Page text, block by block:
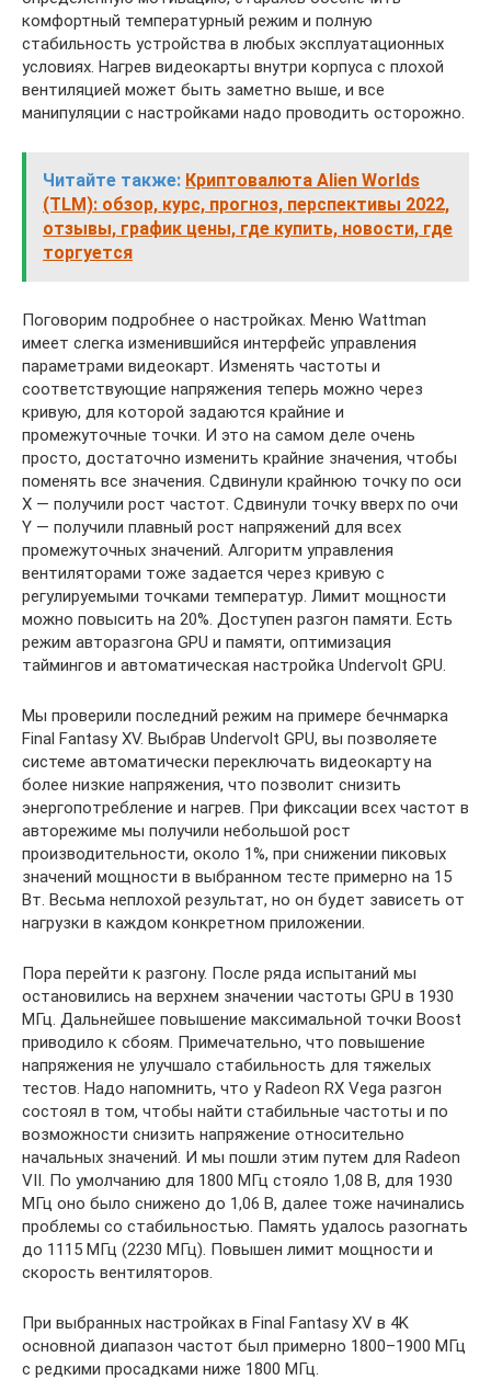
комфортный температурный режим и полную
стабильность устройства в любых эксплуатационных
условиях. Нагрев видеокарты внутри корпуса с плохой
вентиляцией может быть заметно выше, и все
манипуляции с настройками надо проводить осторожно.
Читайте также: Криптовалюта Alien Worlds
(TLM): обзор, курс, прогноз, перспективы 2022,
отзывы, график цены, где купить, новости, где
торгуется
Поговорим подробнее о настройках. Меню Wattman
имеет слегка изменившийся интерфейс управления
параметрами видеокарт. Изменять частоты и
соответствующие напряжения теперь можно через
кривую, для которой задаются крайние и
промежуточные точки. И это на самом деле очень
просто, достаточно изменить крайние значения, чтобы
поменять все значения. Сдвинули крайнюю точку по оси
X — получили рост частот. Сдвинули точку вверх по очи
Y — получили плавный рост напряжений для всех
промежуточных значений. Алгоритм управления
вентиляторами тоже задается через кривую с
регулируемыми точками температур. Лимит мощности
можно повысить на 20%. Доступен разгон памяти. Есть
режим авторазгона GPU и памяти, оптимизация
таймингов и автоматическая настройка Undervolt GPU.
Мы проверили последний режим на примере бечнмарка
Final Fantasy XV. Выбрав Undervolt GPU, вы позволяете
системе автоматически переключать видеокарту на
более низкие напряжения, что позволит снизить
энергопотребление и нагрев. При фиксации всех частот в
авторежиме мы получили небольшой рост
производительности, около 1%, при снижении пиковых
значений мощности в выбранном тесте примерно на 15
Вт. Весьма неплохой результат, но он будет зависеть от
нагрузки в каждом конкретном приложении.
Пора перейти к разгону. После ряда испытаний мы
остановились на верхнем значении частоты GPU в 1930
МГц. Дальнейшее повышение максимальной точки Boost
приводило к сбоям. Примечательно, что повышение
напряжения не улучшало стабильность для тяжелых
тестов. Надо напомнить, что у Radeon RX Vega разгон
состоял в том, чтобы найти стабильные частоты и по
возможности снизить напряжение относительно
начальных значений. И мы пошли этим путем для Radeon
VII. По умолчанию для 1800 МГц стояло 1,08 В, для 1930
МГц оно было снижено до 1,06 В, далее тоже начинались
проблемы со стабильностью. Память удалось разогнать
до 1115 МГц (2230 МГц). Повышен лимит мощности и
скорость вентиляторов.
При выбранных настройках в Final Fantasy XV в 4K
основной диапазон частот был примерно 1800–1900 МГц
с редкими просадками ниже 1800 МГц.